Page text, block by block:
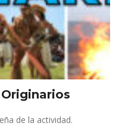
de la actividad.